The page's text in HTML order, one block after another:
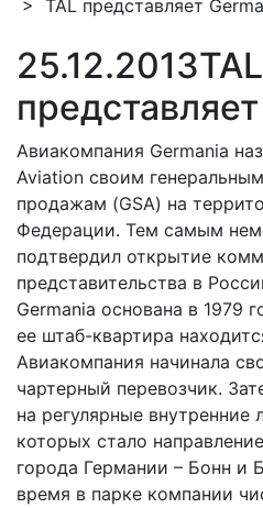
> TAL представляет
25.12.2013TAL
Авиакомпания Germania
Aviation своим
продажам (GSA) на
Федерации. Тем самым
подтвердил открытие
представительства в
Germania основана в 1979
ее штаб-квартира
Авиакомпания начинала
чартерный перевозчик.
на регулярные внутренние
которых стало
города Германии – Бонн и
время в парке компании